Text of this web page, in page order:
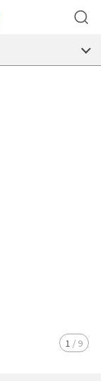
1 / 9